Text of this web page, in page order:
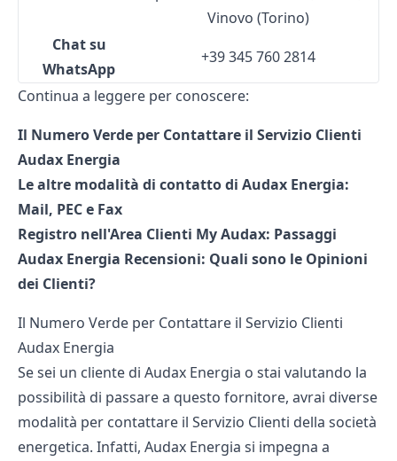
Vinovo (Torino)
Chat su
WhatsApp
+39 345 760 2814
Continua a leggere per conoscere:
Il Numero Verde per Contattare il Servizio Clienti
Audax Energia
Le altre modalità di contatto di Audax Energia:
Mail, PEC e Fax
Registro nell'Area Clienti My Audax: Passaggi
Audax Energia Recensioni: Quali sono le Opinioni
dei Clienti?
Il Numero Verde per Contattare il Servizio Clienti
Audax Energia
Se sei un cliente di Audax Energia o stai valutando la
possibilità di passare a questo fornitore, avrai diverse
modalità per contattare il Servizio Clienti della società
energetica. Infatti, Audax Energia si impegna a